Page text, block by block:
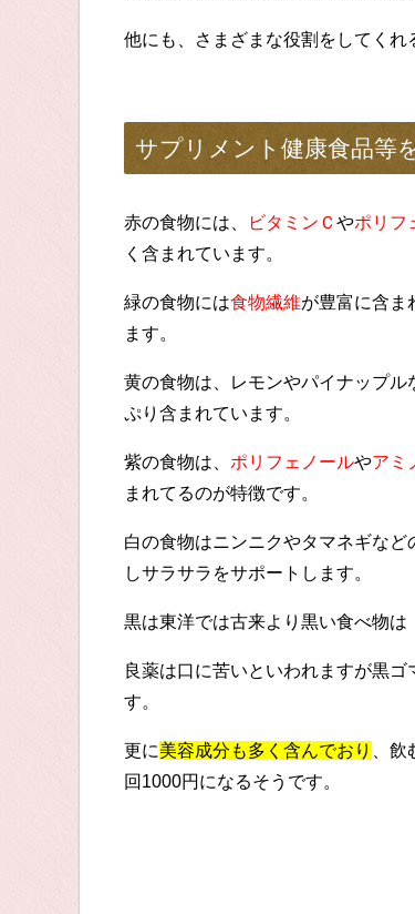
他にも、さまざまな役割をしてくれ
サプリメント健康食品等
赤の食物には、 ビタミンＣ やポリフ
く含まれています。
緑の食物には食物繊維が豊富に含ま
ます。
黄の食物は、レモンやパイナップル
ぷり含まれています。
紫の食物は、 ポリフェノールやアミ
まれてるのが特徴です。
白の食物はニンニクやタマネギなど
しサラサラをサポートします。
黒は東洋では古来より黒い食べ物は
良薬は口に苦いといわれますが黒
す。
更に美容成分も多く含んでおり
、
回1000円になるそうです。